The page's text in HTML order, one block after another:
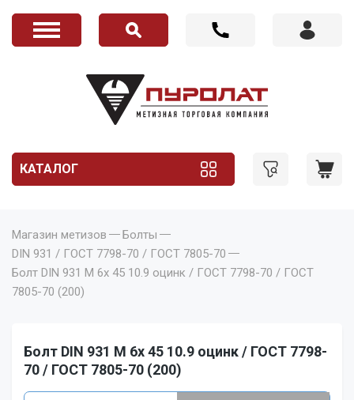
КАТАЛОГ
Магазин метизов
Болты
DIN 931 / ГОСТ 7798-70 / ГОСТ 7805-70
Болт DIN 931 M 6x 45 10.9 оцинк / ГОСТ 7798-70 / ГОСТ
7805-70 (200)
Болт DIN 931 M 6x 45 10.9 оцинк / ГОСТ 7798-
70 / ГОСТ 7805-70 (200)